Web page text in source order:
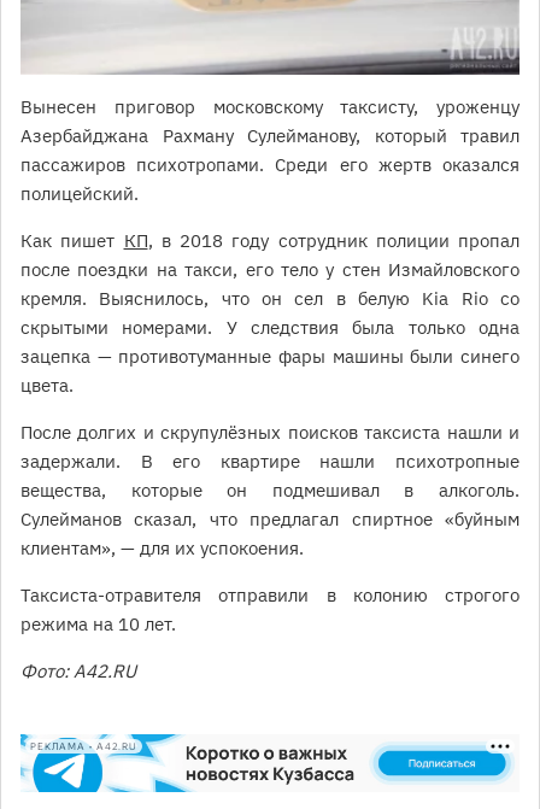
Вынесен приговор московскому таксисту, уроженцу
Азербайджана Рахману Сулейманову, который травил
пассажиров психотропами. Среди его жертв оказался
полицейский.
Как пишет КП, в 2018 году сотрудник полиции пропал
после поездки на такси, его тело у стен Измайловского
кремля. Выяснилось, что он сел в белую Kia Rio со
скрытыми номерами. У следствия была только одна
зацепка — противотуманные фары машины были синего
цвета.
После долгих и скрупулёзных поисков таксиста нашли и
задержали. В его квартире нашли психотропные
вещества, которые он подмешивал в алкоголь.
Сулейманов сказал, что предлагал спиртное «буйным
клиентам», — для их успокоения.
Таксиста-отравителя отправили в колонию строгого
режима на 10 лет.
Фото: А42.RU
РЕКЛАМА • A42.RU